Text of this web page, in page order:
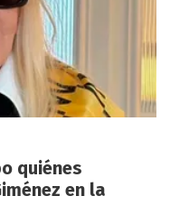
quiénes
en la